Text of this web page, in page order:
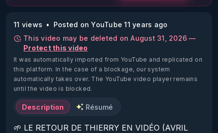
11 views
Posted on YouTube 11 years ago
This video may be deleted on August 31, 2026 —
Protect this video
It was automatically imported from YouTube and replicated on
this platform. In the case of a blockage, our system
automatically takes over. The YouTube video player remains
until the video is blocked.
Description Résumé
🌱 LE RETOUR DE THIERRY EN VIDÉO (AVRIL